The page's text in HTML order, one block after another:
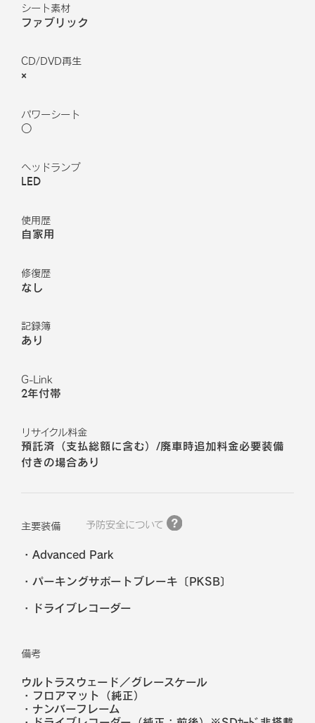
シート素材
ファブリック
CD/DVD再生
×
パワーシート
○
ヘッドランプ
LED
使用歴
自家用
修復歴
なし
記録簿
あり
G-Link
2年付帯
リサイクル料金
預託済（支払総額に含む）/廃車時追加料金必要装備
付きの場合あり
主要装備 予防安全について
Advanced Park
パーキングサポートブレーキ〔PKSB〕
ドライブレコーダー
備考
ウルトラスウェード／グレースケール
・フロアマット（純正）
・ナンバーフレーム